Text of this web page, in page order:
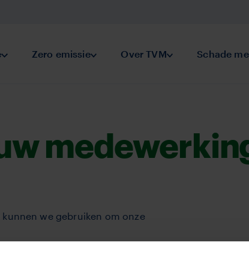
Submenu Preventie
Zero emissieSubmenu Zero emissie
Over TVMSubmenu Over
Schade
we gebruiken om onze